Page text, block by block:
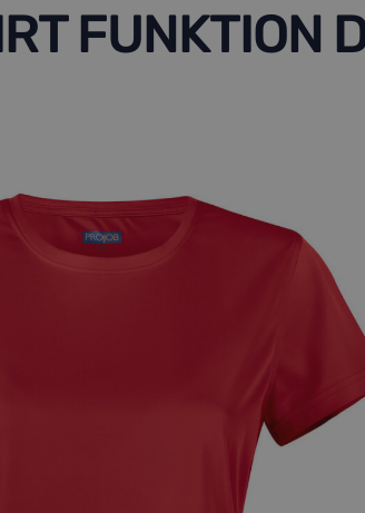
FUNKTION